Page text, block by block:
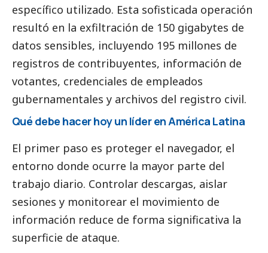
específico utilizado. Esta sofisticada operación
resultó en la exfiltración de 150 gigabytes de
datos sensibles, incluyendo 195 millones de
registros de contribuyentes, información de
votantes, credenciales de empleados
gubernamentales y archivos del registro civil.
Qué debe hacer hoy un líder en América Latina
El primer paso es proteger el navegador, el
entorno donde ocurre la mayor parte del
trabajo diario. Controlar descargas, aislar
sesiones y monitorear el movimiento de
información reduce de forma significativa la
superficie de ataque.